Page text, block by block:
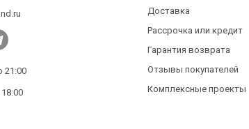
21:00
Доставка
Рассрочка или кредит
Гарантия возврата
Отзывы покупателей
Комплексные проекты